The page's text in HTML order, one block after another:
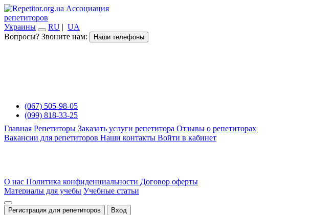
Ассоциация
репетиторов
Украины
RU | UA
Вопросы? Звоните нам:
Наши телефоны
(067) 505-98-05
(099) 818-33-25
Главная Репетиторы Заказать услуги репетитора Отзывы о репетиторах
Вакансии для репетиторов Наши контакты Войти в кабинет
О нас Политика конфиденциальности Договор оферты
Материалы для учебы Учебные статьи
Регистрация для репетиторов Вход